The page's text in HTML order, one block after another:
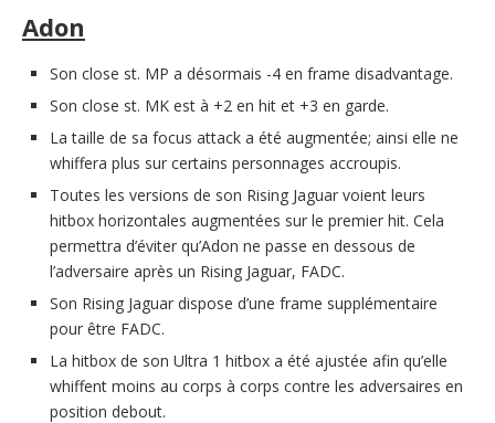
Adon
Son close st. MP a désormais -4 en frame disadvantage.
Son close st. MK est à +2 en hit et +3 en garde.
La taille de sa focus attack a été augmentée; ainsi elle ne
whiffera plus sur certains personnages accroupis.
Toutes les versions de son Rising Jaguar voient leurs
hitbox horizontales augmentées sur le premier hit. Cela
permettra d’éviter qu’Adon ne passe en dessous de
l’adversaire après un Rising Jaguar, FADC.
Son Rising Jaguar dispose d’une frame supplémentaire
pour être FADC.
La hitbox de son Ultra 1 hitbox a été ajustée afin qu’elle
whiffent moins au corps à corps contre les adversaires en
position debout.